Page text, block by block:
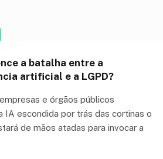
a batalha entre a
artificial e a LGPD?
e órgãos públicos
IA escondida por trás das cortinas o
de mãos atadas para invocar a